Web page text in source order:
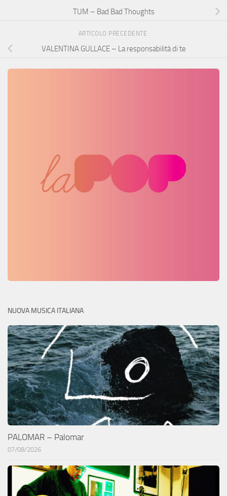
TUM – Bad Bad Thoughts
ARTICOLO PRECEDENTE
VALENTINA GULLACE – La responsabilità di te
NUOVA MUSICA ITALIANA
PALOMAR – Palomar
07/08/2026